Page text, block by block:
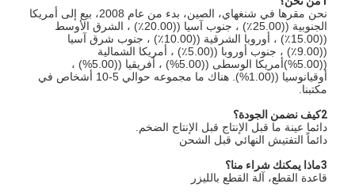
قطع الصلب القاعدة
يموت قطع المواد الاستهلاكية
يموت قطع المعدات
آلة السيارات بندر
صناعيّ يرقّق آلة
كتاب يجعل آلة
نحن مقرها في شنغهاي، الصين، بدء من عام 2008، بيع إلى أمريكا
الجنوبية ((25.00٪) ، جنوب آسيا ((20.00٪) ، الشرق الأوسط
((15.00٪) ، أوروبا الشرقية ((10.00٪) ، جنوب شرق آسيا
((9.00٪) ، جنوب أوروبا ((5.00٪) ، أمريكا الشمالية
((5.00%)أمريكا الوسطى ((5.00%) ، أفريقيا ((5.00%) ،
أوقيانوسيا ((1.00%). هناك ما مجموعه حوالي 5-10 أشخاص في
مكتبنا.
2كيف نضمن الجودة؟
دائما عينة ما قبل الإنتاج قبل الإنتاج الضخم.
دائماً التفتيش النهائي قبل الشحن
3ماذا يمكنك شراء منا؟
قاعدة القطع، آلة القطع بالليزر